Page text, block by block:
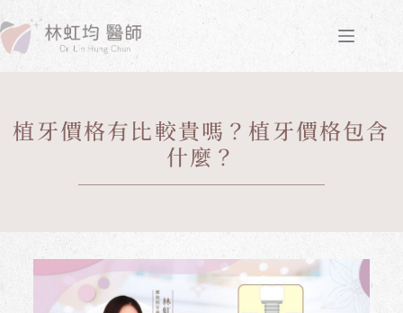
植牙價格有比較貴嗎？植牙價格包含
什麼？